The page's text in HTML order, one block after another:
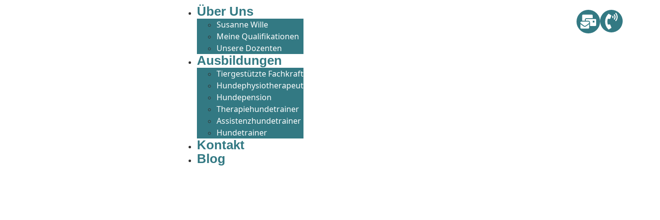
Über Uns
Susanne Wille
Meine Qualifikationen
Unsere Dozenten
Ausbildungen
Tiergestützte Fachkraft
Hundephysiotherapeut
Hundepension
Therapiehundetrainer
Assistenzhundetrainer
Hundetrainer
Kontakt
Blog